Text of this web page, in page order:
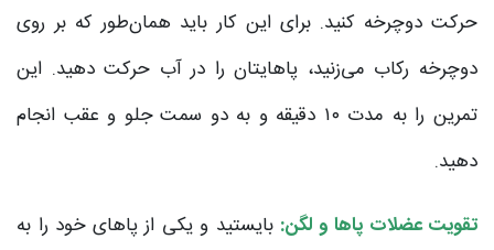
حرکت دوچرخه کنید. برای این کار باید همان‌طور که بر روی
دوچرخه رکاب می‌زنید، پاهایتان را در آب حرکت دهید. این
تمرین را به مدت ۱۰ دقیقه و به دو سمت جلو و عقب انجام
دهید.
تقویت عضلات پاها و لگن: بایستید و یکی از پاهای خود را به